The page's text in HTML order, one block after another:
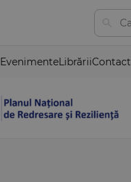
EvenimenteLibrăriiContact